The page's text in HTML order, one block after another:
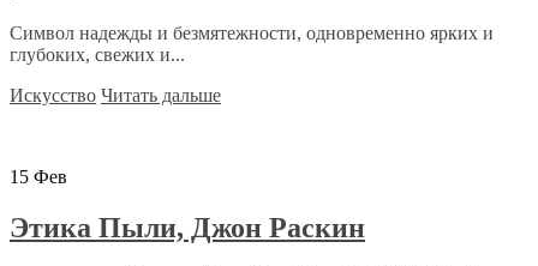
Символ надежды и безмятежности, одновременно ярких и
глубоких, свежих и...
Искусство Читать дальше
15 Фев
Этика Пыли, Джон Раскин